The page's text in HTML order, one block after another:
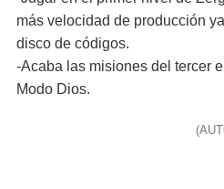
más velocidad de producción
disco de códigos.
-Acaba las misiones del tercer
Modo Dios.